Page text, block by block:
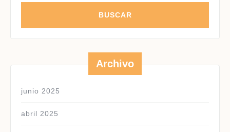
Archivo
junio 2025
abril 2025